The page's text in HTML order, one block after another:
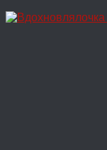
Перейти